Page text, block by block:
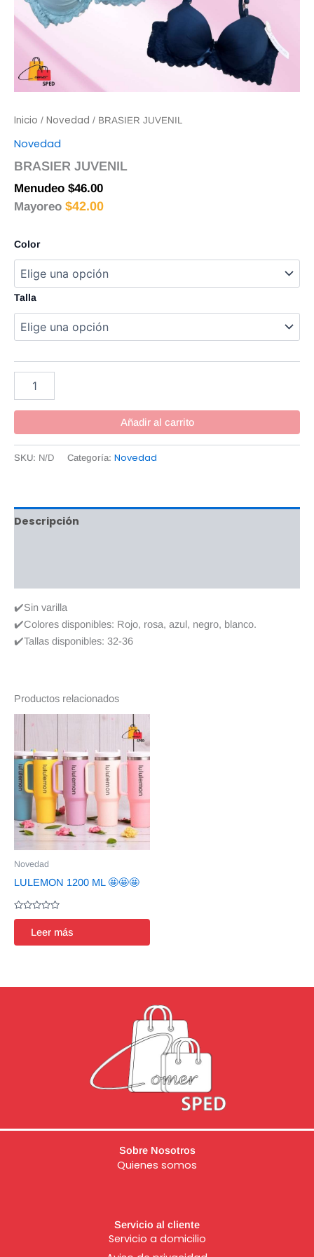
Inicio / Novedad / BRASIER JUVENIL
Novedad
BRASIER JUVENIL
Menudeo $46.00
Mayoreo $42.00
Color
Talla
Añadir al carrito
SKU: N/D Categoría: Novedad
Descripción
✔️Sin varilla
✔️Colores disponibles: Rojo, rosa, azul, negro, blanco.
✔️Tallas disponibles: 32-36
Productos relacionados
Novedad
LULEMON 1200 ML 🤩🤩🤩
Valorado
de
Leer más
Sobre Nosotros
Quienes somos
Servicio al cliente
Servicio a domicilio